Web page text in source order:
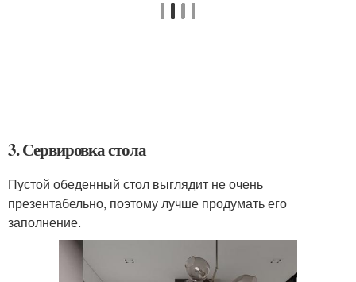
3. Сервировка стола
Пустой обеденный стол выглядит не очень
презентабельно, поэтому лучше продумать его
заполнение.